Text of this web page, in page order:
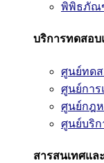
พิพิธภัณ
บริการทดสอบ
ศูนย์ทดส
ศูนย์การ
ศูนย์กฎ
ศูนย์บริ
สารสนเทศแล